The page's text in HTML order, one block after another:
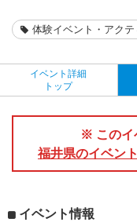
体験イベント・アクテ
イベント詳細
トップ
※ このイ
福井県のイベン
イベント情報